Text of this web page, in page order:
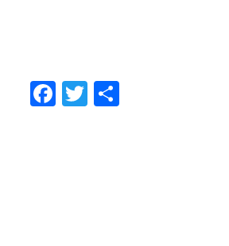
Facebook
Twitter